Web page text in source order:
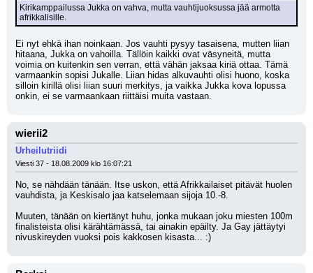
Kirikamppailussa Jukka on vahva, mutta vauhtijuoksussa jää armotta
afrikkalisille.
Ei nyt ehkä ihan noinkaan. Jos vauhti pysyy tasaisena, mutten liian
hitaana, Jukka on vahoilla. Tällöin kaikki ovat väsyneitä, mutta
voimia on kuitenkin sen verran, että vähän jaksaa kiriä ottaa. Tämä
varmaankin sopisi Jukalle. Liian hidas alkuvauhti olisi huono, koska
silloin kirillä olisi liian suuri merkitys, ja vaikka Jukka kova lopussa
onkin, ei se varmaankaan riittäisi muita vastaan.
wierii2
Urheilutriidi
Viesti 37 - 18.08.2009 klo 16:07:21
No, se nähdään tänään. Itse uskon, että Afrikkailaiset pitävät huolen
vauhdista, ja Keskisalo jaa katselemaan sijoja 10.-8.
Muuten, tänään on kiertänyt huhu, jonka mukaan joku miesten 100m
finalisteista olisi kärähtämässä, tai ainakin epäilty. Ja Gay jättäytyi
nivuskireyden vuoksi pois kakkosen kisasta... :)